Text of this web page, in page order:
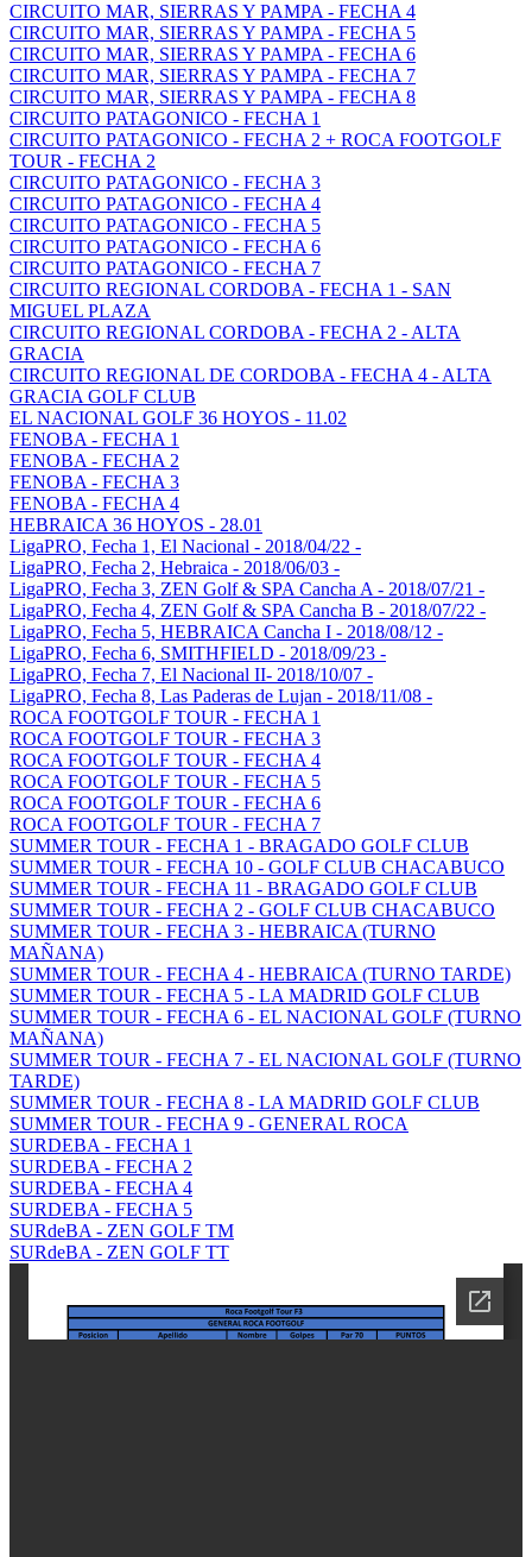
CIRCUITO MAR, SIERRAS Y PAMPA - FECHA 4
CIRCUITO MAR, SIERRAS Y PAMPA - FECHA 5
CIRCUITO MAR, SIERRAS Y PAMPA - FECHA 6
CIRCUITO MAR, SIERRAS Y PAMPA - FECHA 7
CIRCUITO MAR, SIERRAS Y PAMPA - FECHA 8
CIRCUITO PATAGONICO - FECHA 1
CIRCUITO PATAGONICO - FECHA 2 + ROCA FOOTGOLF
TOUR - FECHA 2
CIRCUITO PATAGONICO - FECHA 3
CIRCUITO PATAGONICO - FECHA 4
CIRCUITO PATAGONICO - FECHA 5
CIRCUITO PATAGONICO - FECHA 6
CIRCUITO PATAGONICO - FECHA 7
CIRCUITO REGIONAL CORDOBA - FECHA 1 - SAN
MIGUEL PLAZA
CIRCUITO REGIONAL CORDOBA - FECHA 2 - ALTA
GRACIA
CIRCUITO REGIONAL DE CORDOBA - FECHA 4 - ALTA
GRACIA GOLF CLUB
EL NACIONAL GOLF 36 HOYOS - 11.02
FENOBA - FECHA 1
FENOBA - FECHA 2
FENOBA - FECHA 3
FENOBA - FECHA 4
HEBRAICA 36 HOYOS - 28.01
LigaPRO, Fecha 1, El Nacional - 2018/04/22 -
LigaPRO, Fecha 2, Hebraica - 2018/06/03 -
LigaPRO, Fecha 3, ZEN Golf & SPA Cancha A - 2018/07/21 -
LigaPRO, Fecha 4, ZEN Golf & SPA Cancha B - 2018/07/22 -
LigaPRO, Fecha 5, HEBRAICA Cancha I - 2018/08/12 -
LigaPRO, Fecha 6, SMITHFIELD - 2018/09/23 -
LigaPRO, Fecha 7, El Nacional II- 2018/10/07 -
LigaPRO, Fecha 8, Las Paderas de Lujan - 2018/11/08 -
ROCA FOOTGOLF TOUR - FECHA 1
ROCA FOOTGOLF TOUR - FECHA 3
ROCA FOOTGOLF TOUR - FECHA 4
ROCA FOOTGOLF TOUR - FECHA 5
ROCA FOOTGOLF TOUR - FECHA 6
ROCA FOOTGOLF TOUR - FECHA 7
SUMMER TOUR - FECHA 1 - BRAGADO GOLF CLUB
SUMMER TOUR - FECHA 10 - GOLF CLUB CHACABUCO
SUMMER TOUR - FECHA 11 - BRAGADO GOLF CLUB
SUMMER TOUR - FECHA 2 - GOLF CLUB CHACABUCO
SUMMER TOUR - FECHA 3 - HEBRAICA (TURNO
MAÑANA)
SUMMER TOUR - FECHA 4 - HEBRAICA (TURNO TARDE)
SUMMER TOUR - FECHA 5 - LA MADRID GOLF CLUB
SUMMER TOUR - FECHA 6 - EL NACIONAL GOLF (TURNO
MAÑANA)
SUMMER TOUR - FECHA 7 - EL NACIONAL GOLF (TURNO
TARDE)
SUMMER TOUR - FECHA 8 - LA MADRID GOLF CLUB
SUMMER TOUR - FECHA 9 - GENERAL ROCA
SURDEBA - FECHA 1
SURDEBA - FECHA 2
SURDEBA - FECHA 4
SURDEBA - FECHA 5
SURdeBA - ZEN GOLF TM
SURdeBA - ZEN GOLF TT